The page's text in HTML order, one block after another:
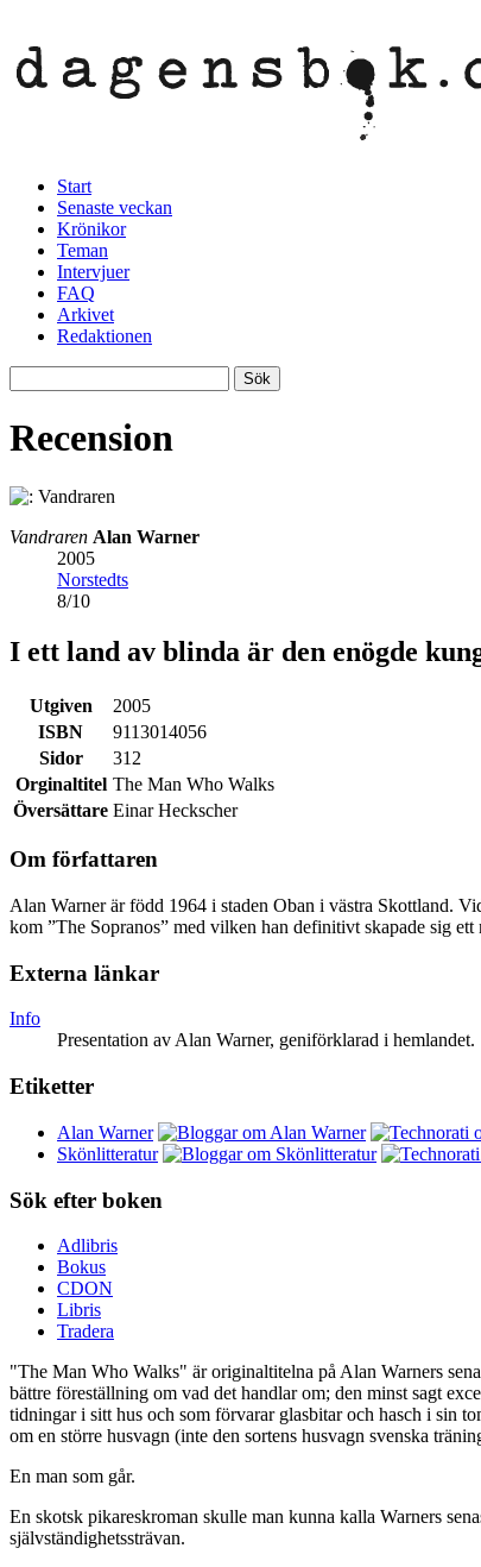
Start
Senaste veckan
Krönikor
Teman
Intervjuer
FAQ
Arkivet
Redaktionen
Recension
Vandraren Alan Warner
2005
Norstedts
8/10
I ett land av blinda är den enögde
Utgiven
2005
ISBN
9113014056
Sidor
312
Orginaltitel The Man Who Walks
Översättare Einar Heckscher
Om författaren
Alan Warner är född 1964 i staden Oban i västra Skottland.
kom ”The Sopranos” med vilken han definitivt skapade sig
Externa länkar
Info
Presentation av Alan Warner, geniförklarad i hemlandet.
Etiketter
Alan Warner
Skönlitteratur
Sök efter boken
Adlibris
Bokus
CDON
Libris
Tradera
"The Man Who Walks" är originaltitelna på Alan Warners
bättre föreställning om vad det handlar om; den minst sagt
tidningar i sitt hus och som förvarar glasbitar och hasch i sin
om en större husvagn (inte den sortens husvagn svenska
En man som går.
En skotsk pikareskroman skulle man kunna kalla Warners
självständighetssträvan.